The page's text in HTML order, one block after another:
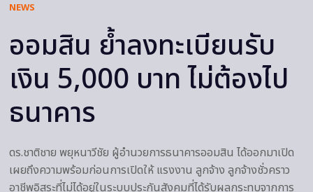
NEWS
ออมสิน ย้ำลงทะเบียนรับ
เงิน 5,000 บาท ไม่ต้องไป
ธนาคาร
ดร.ชาติชาย พยุหนาวีชัย ผู้อำนวยการธนาคารออมสิน ได้ออกมาเปิด
เผยถึงความพร้อมก่อนการเปิดให้ แรงงาน ลูกจ้าง ลูกจ้างชั่วคราว
อาชีพอิสระที่ไม่ได้อยู่ในระบบประกันสังคมที่ได้รับผลกระทบจากการ